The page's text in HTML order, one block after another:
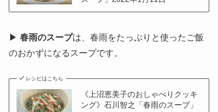
▶ 春雨のスープは、春雨をたっぷりと使ったご飯
のおかずになるスープです。
レシピはこちら
《上沼恵美子のおしゃべりクッキ
ング》石川智之「春雨のスープ」